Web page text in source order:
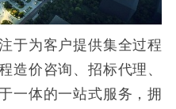
于为客户提供集全过程
造价咨询、招标代理、
一体的一站式服务，拥